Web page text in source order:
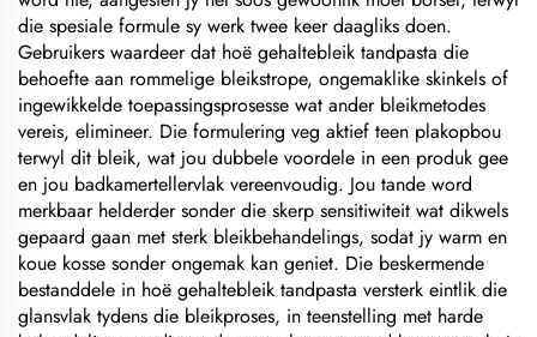
die spesiale formule sy werk twee keer daagliks doen.
Gebruikers waardeer dat hoë gehaltebleik tandpasta die
behoefte aan rommelige bleikstrope, ongemaklike skinkels of
ingewikkelde toepassingsprosesse wat ander bleikmetodes
vereis, elimineer. Die formulering veg aktief teen plakopbou
terwyl dit bleik, wat jou dubbele voordele in een produk gee
en jou badkamertellervlak vereenvoudig. Jou tande word
merkbaar helderder sonder die skerp sensitiwiteit wat dikwels
gepaard gaan met sterk bleikbehandelings, sodat jy warm en
koue kosse sonder ongemak kan geniet. Die beskermende
bestanddele in hoë gehaltebleik tandpasta versterk eintlik die
glansvlak tydens die bleikproses, in teenstelling met harde